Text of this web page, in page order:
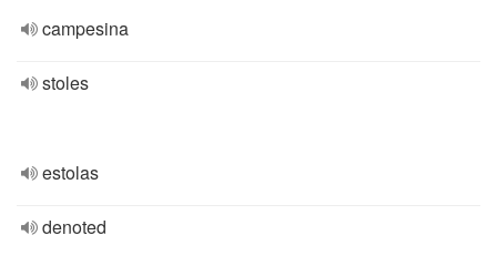
campesina
stoles
estolas
denoted